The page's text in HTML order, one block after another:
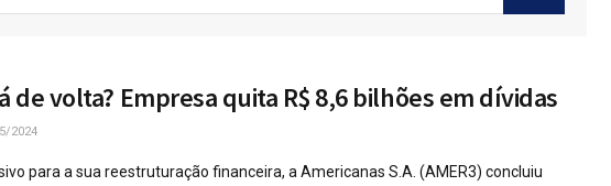
de volta? Empresa quita R$ 8,6 bilhões em dívidas
2024
para a sua reestruturação financeira, a Americanas S.A. (AMER3) concluiu